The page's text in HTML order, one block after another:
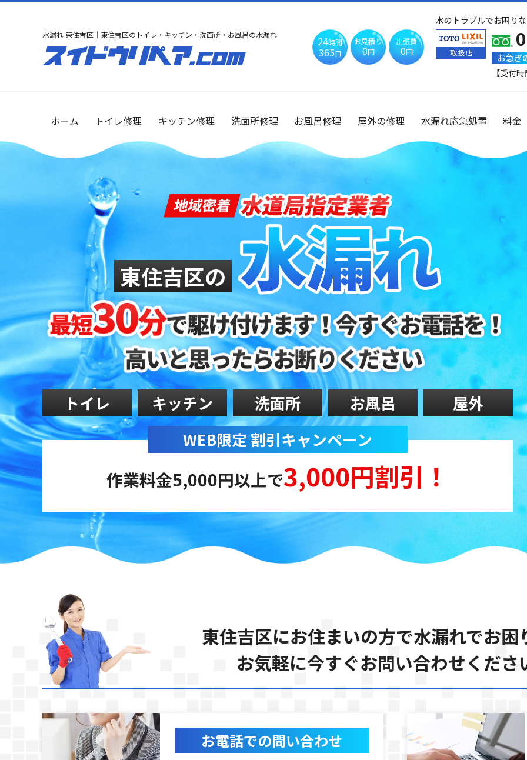
水漏れ 東住吉区｜東住吉区のトイレ・キッチン・洗面所・お風呂の水漏れ 24時間
365日
お見積り
0円
出張費
0円
水のトラブルでお困り
お急ぎ
【受付
ホーム トイレ修理 キッチン修理 洗面所修理 お風呂修理 屋外の修理 水漏れ応急処置 料金
東住吉区の
トイレ キッチン 洗面所 お風呂
屋外
WEB限定 割引キャンペーン
作業料金5,000円以上で3,000円割引！
東住吉区にお住まいの方で水漏れでお困
お気軽に今すぐお問い合わせくださ
お電話での問い合わせ